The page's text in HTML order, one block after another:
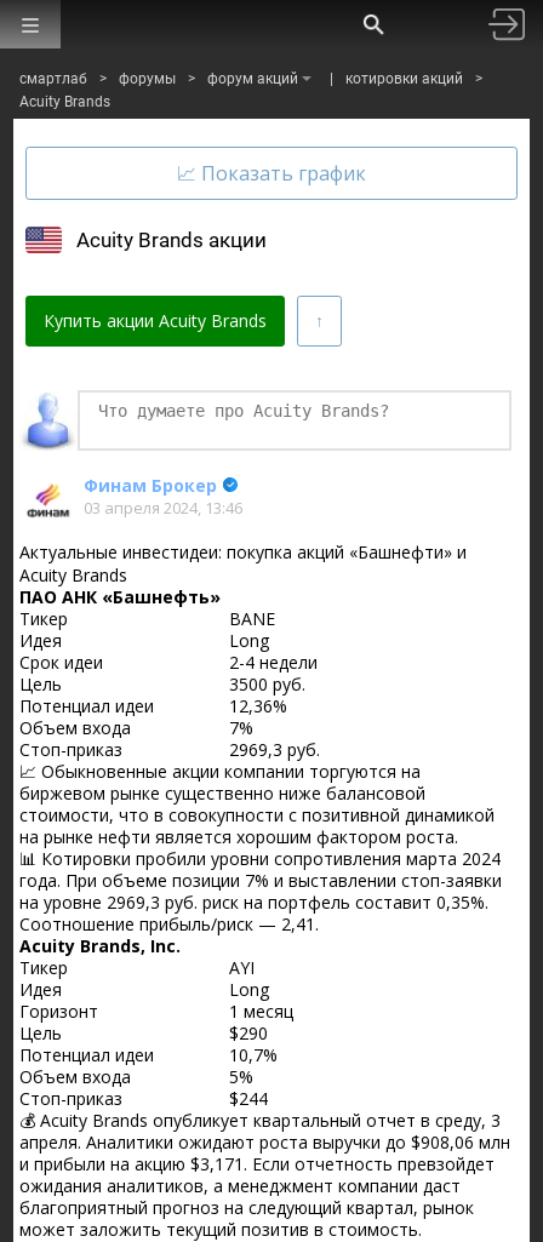
смартлаб > форумы > форум акций котировки акций
>
Acuity Brands
Acuity Brands акции
Купить акции Acuity Brands
Финаме
Финам Брокер
03 апреля 2024, 13:46
Актуальные инвестидеи: покупка акций «Башнефти» и
Acuity Brands
ПАО АНК «Башнефть»
Тикер
BANE
Идея
Long
Срок идеи
2-4 недели
Цель
3500 руб.
Потенциал идеи
12,36%
Объем входа
7%
Стоп-приказ
2969,3 руб.
📈 Обыкновенные акции компании торгуются на
биржевом рынке существенно ниже балансовой
стоимости, что в совокупности с позитивной динамикой
на рынке нефти является хорошим фактором роста.
📊 Котировки пробили уровни сопротивления марта 2024
года. При объеме позиции 7% и выставлении стоп-заявки
на уровне 2969,3 руб. риск на портфель составит 0,35%.
Соотношение прибыль/риск — 2,41.
Acuity Brands, Inc.
Тикер
AYI
Идея
Long
Горизонт
1 месяц
Цель
$290
Потенциал идеи
10,7%
Объем входа
5%
Стоп-приказ
$244
💰 Acuity Brands опубликует квартальный отчет в среду, 3
апреля. Аналитики ожидают роста выручки до $908,06 млн
и прибыли на акцию $3,171. Если отчетность превзойдет
ожидания аналитиков, а менеджмент компании даст
благоприятный прогноз на следующий квартал, рынок
может заложить текущий позитив в стоимость.